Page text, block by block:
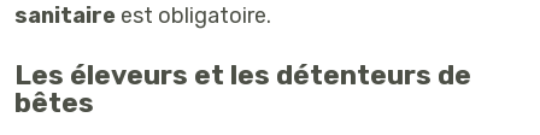
sanitaire est obligatoire.
Les éleveurs et les détenteurs de
bêtes